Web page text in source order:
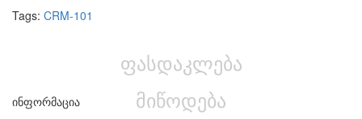
Tags: CRM-101
ფასდაკლება
მიწოდება
ინფორმაცია